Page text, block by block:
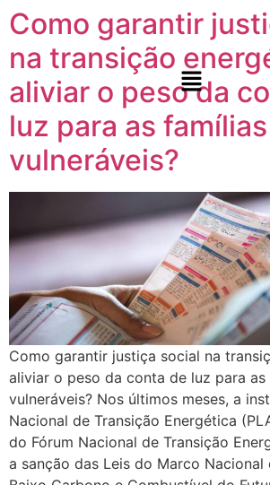
Como garantir
na transição
aliviar o peso da
luz para as
vulneráveis?​
Como garantir justiça social na transição energética e aliviar o peso da conta de luz para as famílias mais vulneráveis? Nos últimos meses, a instituição do Plano Nacional de Transição Energética (PLANTE), a criação do Fórum Nacional de Transição Energética (FONTE) e a sanção das Leis do Marco Nacional do Hidrogênio de Baixo Carbono e Combustível do Futuro têm ganhado tração na agenda que discute o futuro energético brasileiro. Embora essas iniciativas tenham grande relevância, os desafios relacionados à adaptação climática ainda carecem de um debate mais aprofundado no contexto energético, especialmente dentro do parlamento. A conta de luz, um dos temas que mais despertam a atenção dos deputados e senadores, influencia diretamente a capacidade das famílias brasileiras, especialmente no Norte e Nordeste, de atenderem suas necessidades básicas, como alimentação, conforme o estudo “Justiça Energética – Pesquisa de Opinião Pública, publicado pelo Instituto Pólis. As famílias em maior vulnerabilidade socioeconômica, que dependem da energia para terem acesso à educação, conforto térmico e demais condições para ter uma boa qualidade de vida estão tendo dificuldades para pagarem suas contas todo mês. Na medida que o tempo passa, esse quadro vai se agravando gradativamente, exigindo uma revisão rápida que promova justiça tarifária com essa situação em mente. Com esse objetivo, três projetos de lei foram apresentados no parlamento em outubro, visando ampliar o debate de justiça social no processo de transição energética em curso. As propostas buscam: garantir a participação da sociedade civil e movimentos sociais no âmbito do Conselho Nacional de Política Energética (CNPE); definir o conceito de pobreza energética, bem como medidas para seu combate; e por fim, a atualização das faixas de consumo dos beneficiários da Tarifa Social de Energia Elétrica. Apresentadas pela deputada Carla Ayres (PT/SC), as iniciativas representam um primeiro passo para preencher a lacuna de discussão sobre inclusão social no Congresso Nacional, trazendo o tema para o centro de debate. E você, como acha que a transição energética pode promover justiça social e climática? Leia o estudo completo e compartilhe essa mensagem para ampliarmos o debate! Leia o Documento Anterior Notícias Como garantir justiça social na transição energética e aliviar o peso da conta de luz para as famílias mais vulneráveis?​ Como garantir justiça social na transição energética e aliviar o… Leia mais 21 de outubro de 2024 Consulta Pública: Coalizão Energia Limpa contribui com o MME sobre a operação em condição diferenciada de usinas termoelétricas para atendimento de potência no SIN Coalizão Energia Limpa contribui com o MME sobre a operação… Leia mais 7 de outubro de 2024 Posicionamento Crítico Crise Hídrica e Energia: Propostas para Aumentar a Resiliência do Sistema Elétrico no Horário de Ponta Posicionamento Crítico | Crise Hídrica e Resiliência Energética: Soluções para… Leia mais 26 de setembro de 2024 Organizações Lançam Posicionamento crítico à Nova Política Nacional de Transição Energética e ao Decreto “Gás para Empregar” Organizações Lançam Posicionamento crítico à Nova Política Nacional de Transição… Leia mais 4 de setembro de 2024 Coalizão Energia Limpa participa da Consulta Pública do MME sobre processo de licenciamento ambiental Coalizão Energia Limpa participa da Consulta Pública do MME sobre… Leia mais 29 de julho de 2024 Carregar mais Consulta Pública: Coalizão Energia Limpa contribui com o MME sobre a operação em condição diferenciada de usinas termoelétricas para atendimento de potência no SIN 7 de outubro de 2024.elementor-663 .elementor-element.elementor-element-146986ff{–display:flex;–flex-direction:column;–container-widget-width:100%;–container-widget-height:initial;–container-widget-flex-grow:0;–container-widget-align-self:initial;–flex-wrap-mobile:wrap;–background-transition:0.3s;}.elementor-widget-image .widget-image-caption{color:var( –e-global-color-text );font-family:var( –e-global-typography-text-font-family ), Sans-serif;font-size:var( –e-global-typography-text-font-size );font-weight:var( –e-global-typography-text-font-weight );}.elementor-663 .elementor-element.elementor-element-13ee6f7e > .elementor-widget-container{margin:-10px 0px 0px 0px;}.elementor-663 .elementor-element.elementor-element-18403a1f{–display:flex;–flex-direction:row;–container-widget-width:initial;–container-widget-height:100%;–container-widget-flex-grow:1;–container-widget-align-self:stretch;–flex-wrap-mobile:wrap;–gap:0px 16px;–background-transition:0.3s;–margin-top:0px;–margin-bottom:0px;–margin-left:0px;–margin-right:0px;–padding-top:0px;–padding-bottom:0px;–padding-left:0px;–padding-right:0px;}.elementor-663 .elementor-element.elementor-element-558f9ce4{–display:flex;–flex-direction:column;–container-widget-width:100%;–container-widget-height:initial;–container-widget-flex-grow:0;–container-widget-align-self:initial;–flex-wrap-mobile:wrap;–background-transition:0.3s;}.elementor-663 .elementor-element.elementor-element-558f9ce4.e-con{–flex-grow:0;–flex-shrink:0;}.elementor-widget-heading .elementor-heading-title{color:var( –e-global-color-primary );font-family:var( –e-global-typography-primary-font-family ), Sans-serif;font-size:var( –e-global-typography-primary-font-size );font-weight:var( –e-global-typography-primary-font-weight );}.elementor-663 .elementor-element.elementor-element-27733e87 .wpr-post-info-taxonomy a{display:inline-block;color:#605BE5;padding:0px 0px 0px 0px;margin:0px 0px 0px 0px;border-style:none;border-radius:0px 0px 0px 0px;}.elementor-663 .elementor-element.elementor-element-27733e87 .wpr-post-info-taxonomy > span:not(.wpr-post-info-text){display:inline-block;color:#605BE5;padding:0px 0px 0px 0px;margin:0px 0px 0px 0px;border-style:none;border-radius:0px 0px 0px 0px;}.elementor-663 .elementor-element.elementor-element-27733e87 .wpr-post-info-vertical li{padding-bottom:0px;margin-bottom:0px;}.elementor-663 .elementor-element.elementor-element-27733e87 .wpr-post-info-horizontal li{padding-right:0px;}.elementor-663 .elementor-element.elementor-element-27733e87 .wpr-post-info-horizontal li:after{right:calc(0px / 2);}.elementor-663 .elementor-element.elementor-element-27733e87 .wpr-post-info{text-align:center;}.elementor-663 .elementor-element.elementor-element-27733e87 .wpr-post-info li{color:#959595;}.elementor-663 .elementor-element.elementor-element-27733e87 .wpr-post-info li:not(.wpr-post-info-taxonomy):not(.wpr-post-info-custom-field) a{color:#959595;}.elementor-663 .elementor-element.elementor-element-27733e87 .wpr-post-info li:not(.wpr-post-info-taxonomy):not(.wpr-post-info-custom-field){font-size:12px;}.elementor-663 .elementor-element.elementor-element-27733e87 .wpr-post-info li a{transition-duration:0.1s;}.elementor-663 .elementor-element.elementor-element-27733e87 .avatar{border-radius:0px 0px 0px 0px;}.elementor-663